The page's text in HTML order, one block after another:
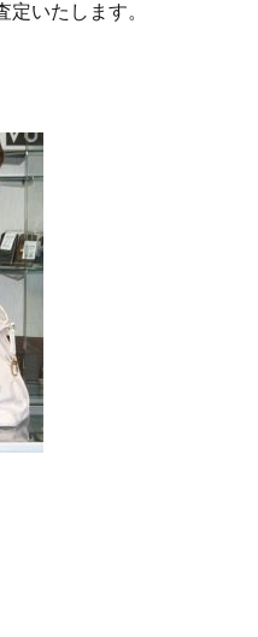
いたします。